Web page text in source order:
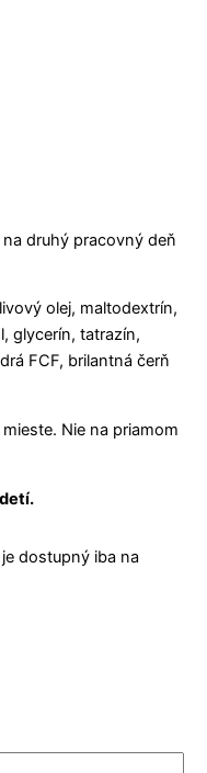
druhý pracovný deň
olej, maltodextrín,
glycerín, tatrazín,
FCF, brilantná čerň
Nie na priamom
dostupný iba na